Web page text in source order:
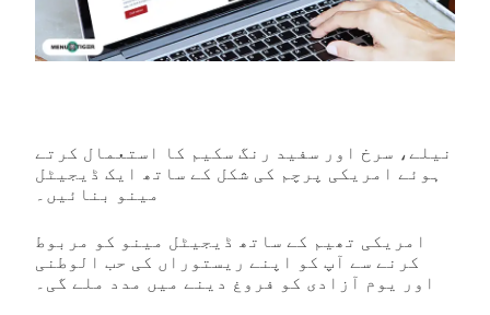
نیلے، سرخ اور سفید رنگ سکیم کا استعمال کرتے
ہوئے امریکی پرچم کی شکل کے ساتھ ایک ڈیجیٹل
مینو بنائیں۔
امریکی تھیم کے ساتھ ڈیجیٹل مینو کو مربوط
کرنے سے آپ کو اپنے ریستوراں کی حب الوطنی
اور یوم آزادی کو فروغ دینے میں مدد ملے گی۔